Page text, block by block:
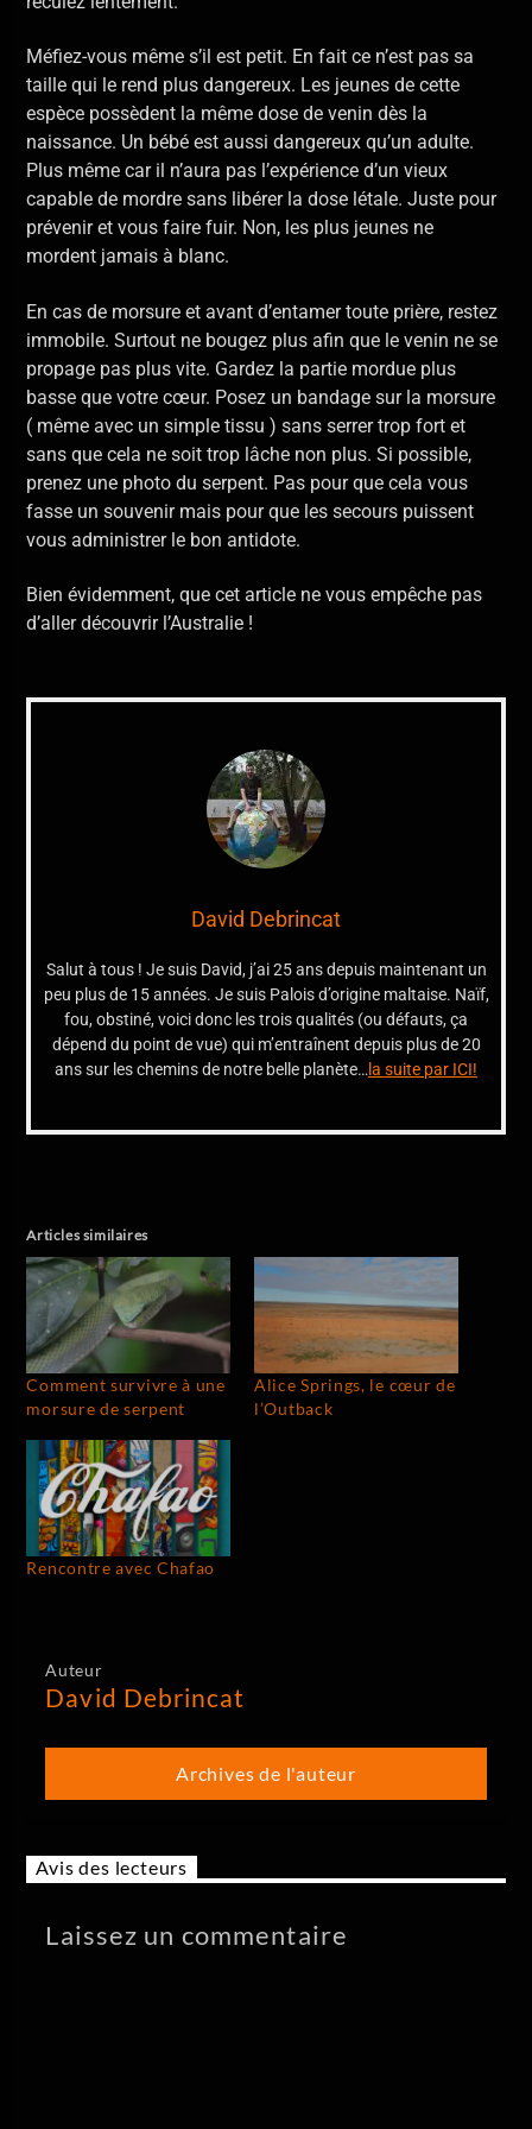
Méfiez-vous même s’il est petit. En fait ce n’est pas sa
taille qui le rend plus dangereux. Les jeunes de cette
espèce possèdent la même dose de venin dès la
naissance. Un bébé est aussi dangereux qu’un adulte.
Plus même car il n’aura pas l’expérience d’un vieux
capable de mordre sans libérer la dose létale. Juste pour
prévenir et vous faire fuir. Non, les plus jeunes ne
mordent jamais à blanc.
En cas de morsure et avant d’entamer toute prière, restez
immobile. Surtout ne bougez plus afin que le venin ne se
propage pas plus vite. Gardez la partie mordue plus
basse que votre cœur. Posez un bandage sur la morsure
( même avec un simple tissu ) sans serrer trop fort et
sans que cela ne soit trop lâche non plus. Si possible,
prenez une photo du serpent. Pas pour que cela vous
fasse un souvenir mais pour que les secours puissent
vous administrer le bon antidote.
Bien évidemment, que cet article ne vous empêche pas
d’aller découvrir l’Australie !
David Debrincat
Salut à tous ! Je suis David, j’ai 25 ans depuis maintenant un
peu plus de 15 années. Je suis Palois d’origine maltaise. Naïf,
fou, obstiné, voici donc les trois qualités (ou défauts, ça
dépend du point de vue) qui m’entraînent depuis plus de 20
ans sur les chemins de notre belle planète… la suite par ICI!
Articles similaires
Comment survivre à une
morsure de serpent
Alice Springs, le cœur de
l’Outback
Rencontre avec Chafao
Auteur
David Debrincat
Archives de l'auteur
Avis des lecteurs
Laissez un commentaire